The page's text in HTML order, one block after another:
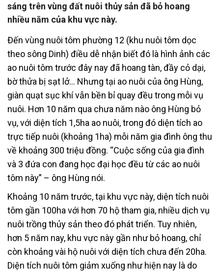
sáng trên vùng đất nuôi thủy sản đã bỏ hoang
nhiều năm của khu vực này.
Đến vùng nuôi tôm phường 12 (khu nuôi tôm dọc
theo sông Dinh) điều dễ nhận biết đó là hình ảnh các
ao nuôi tôm trước đây nay đã hoang tàn, đầy cỏ dại,
bờ thửa bị sạt lở… Nhưng tại ao nuôi của ông Hùng,
giàn quạt sục khí vẫn bền bỉ quay đều trong mỗi vụ
nuôi. Hơn 10 năm qua chưa năm nào ông Hùng bỏ
vụ, với diện tích 1,5ha ao nuôi, trong đó diện tích ao
trực tiếp nuôi (khoảng 1ha) mỗi năm gia đình ông thu
về khoảng 300 triệu đồng. “Cuộc sống của gia đình
và 3 đứa con đang học đại học đều từ các ao nuôi
tôm này” – ông Hùng nói.
Khoảng 10 năm trước, tại khu vực này, diện tích nuôi
tôm gần 100ha với hơn 70 hộ tham gia, nhiều dịch vụ
nuôi trồng thủy sản theo đó phát triển. Tuy nhiên,
hơn 5 năm nay, khu vực này gần như bỏ hoang, chỉ
còn khoảng vài hộ nuôi với diện tích chưa đến 20ha.
Diện tích nuôi tôm giảm xuống như hiện nay là do